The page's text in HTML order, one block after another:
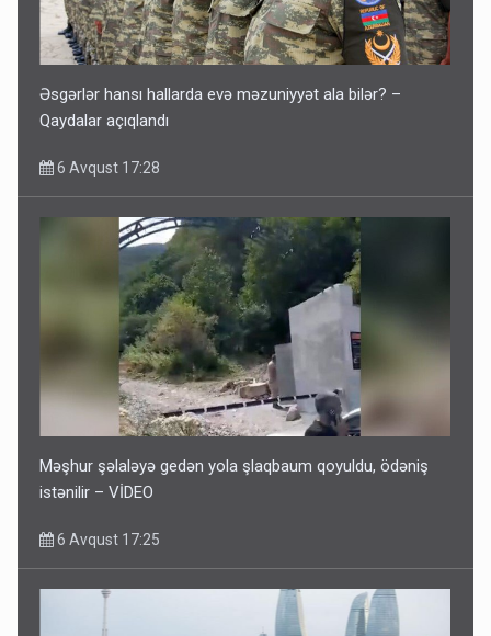
Əsgərlər hansı hallarda evə məzuniyyət ala bilər? –
Qaydalar açıqlandı
6 Avqust 17:28
Məşhur şəlaləyə gedən yola şlaqbaum qoyuldu, ödəniş
istənilir – VİDEO
6 Avqust 17:25